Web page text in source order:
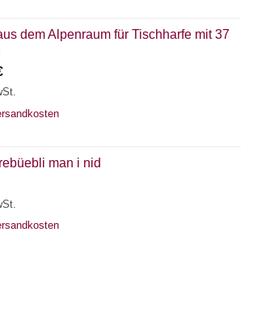
dem Alpenraum für Tischharfe mit 37
man i nid